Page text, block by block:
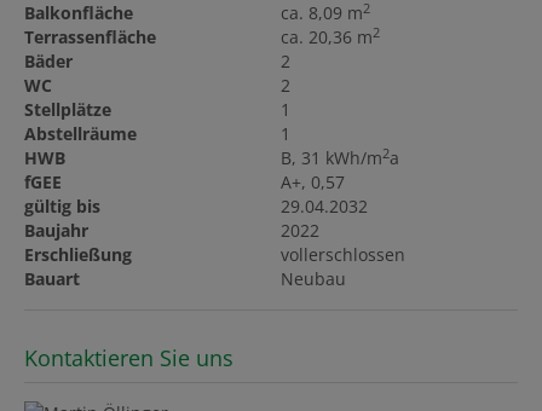
Balkonfläche ca. 8,09 m2
Terrassenfläche ca. 20,36 m2
Bäder
2
WC
2
Stellplätze
1
Abstellräume
1
HWB
B, 31 kWh/m2a
fGEE
A+, 0,57
gültig bis
29.04.2032
Baujahr
2022
Erschließung
vollerschlossen
Bauart
Neubau
Kontaktieren Sie uns